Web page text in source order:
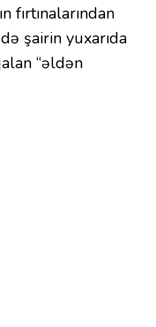
fırtınalarından
şairin yuxarıda
“əldən